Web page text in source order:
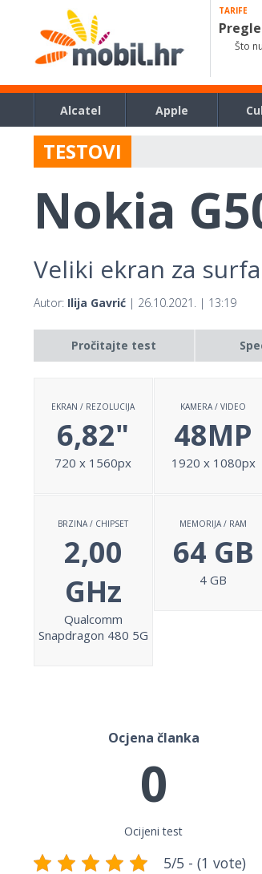
TARIFE
Što
Alcatel Apple
TESTOVI
Nokia
Veliki ekran za
Autor: Ilija Gavrić | 26.10.2021. | 13:19
Pročitajte test
EKRAN / REZOLUCIJA
6,82"
720 x 1560px
KAMERA / VIDEO
48MP
1920 x 1080px
BRZINA / CHIPSET
2,00
GHz
Qualcomm
Snapdragon 480 5G
MEMORIJA / RAM
64 GB
4 GB
Ocjena članka
0
Ocijeni test
5/5 - (1 vote)